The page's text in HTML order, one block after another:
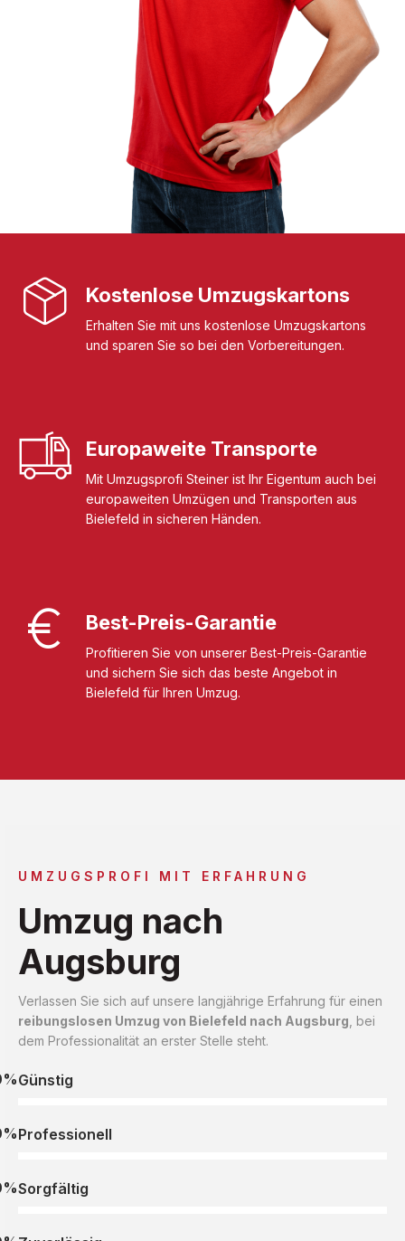
Kostenlose Umzugskartons
Erhalten Sie mit uns kostenlose Umzugskartons
und sparen Sie so bei den Vorbereitungen.
Europaweite Transporte
Mit Umzugsprofi Steiner ist Ihr Eigentum auch bei
europaweiten Umzügen und Transporten aus
Bielefeld in sicheren Händen.
Best-Preis-Garantie
Profitieren Sie von unserer Best-Preis-Garantie
und sichern Sie sich das beste Angebot in
Bielefeld für Ihren Umzug.
UMZUGSPROFI MIT ERFAHRUNG
Umzug nach
Augsburg
Verlassen Sie sich auf unsere langjährige Erfahrung für einen
reibungslosen Umzug von Bielefeld nach Augsburg , bei
dem Professionalität an erster Stelle steht.
Günstig
Professionell
Sorgfältig